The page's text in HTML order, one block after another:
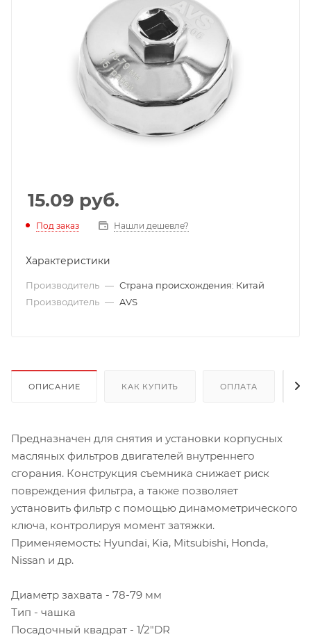
15.09 руб.
Под заказ Нашли дешевле?
Характеристики
Производитель — Страна происхождения: Китай
Производитель — AVS
ОПИСАНИЕ КАК КУПИТЬ ОПЛАТА
Предназначен для снятия и установки корпусных
масляных фильтров двигателей внутреннего
сгорания. Конструкция съемника снижает риск
повреждения фильтра, а также позволяет
установить фильтр с помощью динамометрического
ключа, контролируя момент затяжки.
Применяемость: Hyundai, Kia, Mitsubishi, Honda,
Nissan и др.
Диаметр захвата - 78-79 мм
Тип - чашка
Посадочный квадрат - 1/2"DR